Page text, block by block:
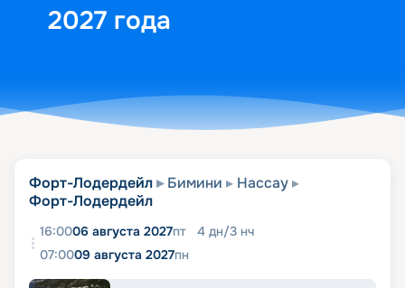
2027 года
Форт-Лодердейл Бимини
Нассау
Форт-Лодердейл
16:0006 августа 2027пт 4 дн/3 нч
07:0009 августа 2027пн